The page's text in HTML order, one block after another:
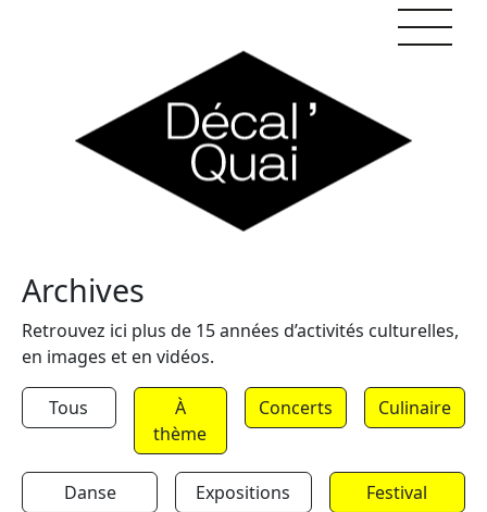
Archives
Retrouvez ici plus de 15 années d’activités culturelles,
en images et en vidéos.
Tous
À
thème
Concerts Culinaire
Danse Expositions Festival